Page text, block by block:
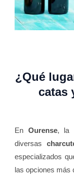
¿Qué
catas
En Ourense, la
diversas
especializados
las opciones más